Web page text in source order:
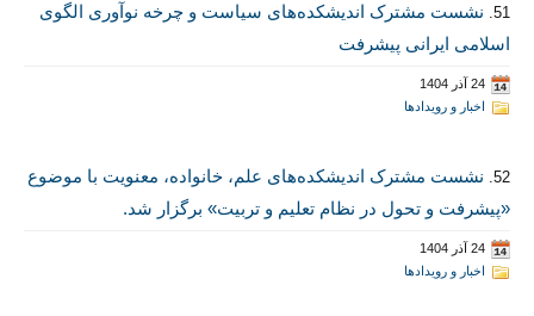
51.
نشست مشترک اندیشکده‌های سیاست و چرخه نوآوری الگوی
اسلامی ایرانی پیشرفت
24 آذر 1404
اخبار و رویدادها
52.
نشست مشترک اندیشکده‌های علم، خانواده، معنویت با موضوع
«پیشرفت و تحول در نظام تعلیم و تربیت» برگزار شد.
24 آذر 1404
اخبار و رویدادها